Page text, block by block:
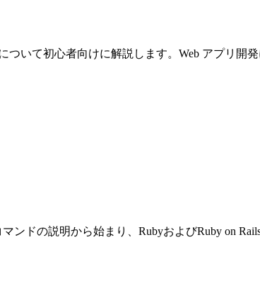
ついて初心者向けに解説します。Web アプリ開
ンドの説明から始まり、RubyおよびRuby on